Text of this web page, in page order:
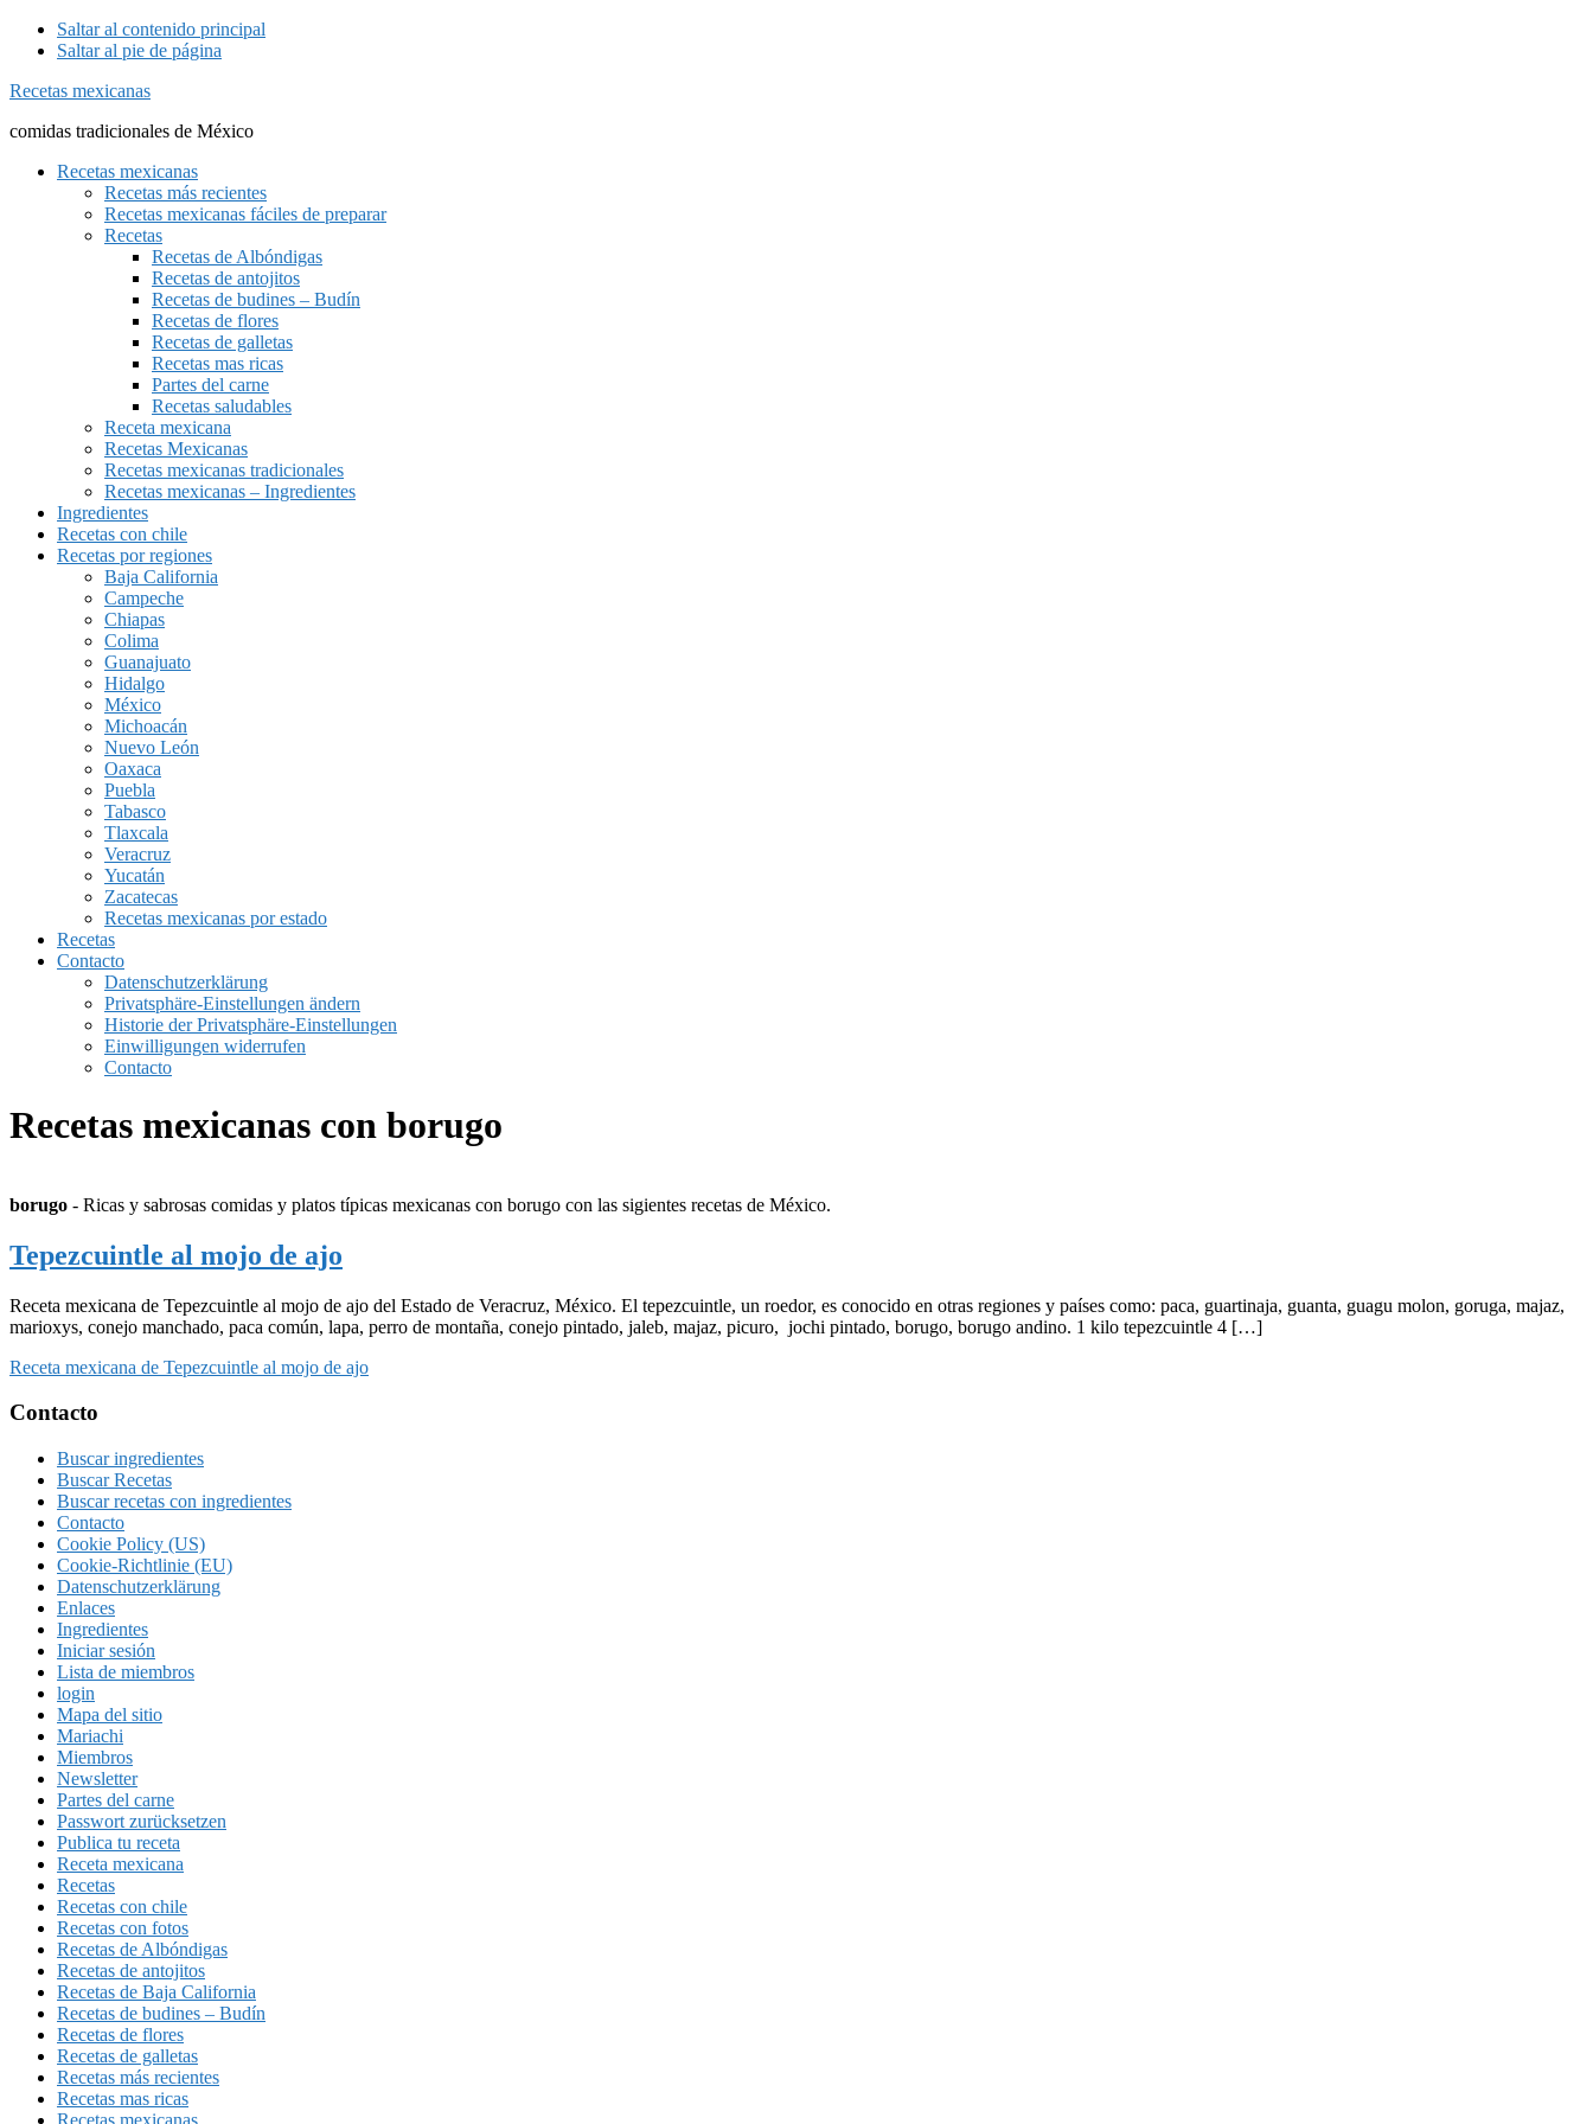
Saltar al contenido principal
Saltar al pie de página
Recetas mexicanas
comidas tradicionales de México
Recetas mexicanas
Recetas más recientes
Recetas mexicanas fáciles de preparar
Recetas
Recetas de Albóndigas
Recetas de antojitos
Recetas de budines – Budín
Recetas de flores
Recetas de galletas
Recetas mas ricas
Partes del carne
Recetas saludables
Receta mexicana
Recetas Mexicanas
Recetas mexicanas tradicionales
Recetas mexicanas – Ingredientes
Ingredientes
Recetas con chile
Recetas por regiones
Baja California
Campeche
Chiapas
Colima
Guanajuato
Hidalgo
México
Michoacán
Nuevo León
Oaxaca
Puebla
Tabasco
Tlaxcala
Veracruz
Yucatán
Zacatecas
Recetas mexicanas por estado
Recetas
Contacto
Datenschutzerklärung
Privatsphäre-Einstellungen ändern
Historie der Privatsphäre-Einstellungen
Einwilligungen widerrufen
Contacto
Recetas mexicanas con borugo
borugo - Ricas y sabrosas comidas y platos típicas mexicanas con borugo con las sigientes recetas de México.
Tepezcuintle al mojo de ajo
Receta mexicana de Tepezcuintle al mojo de ajo del Estado de Veracruz, México. El tepezcuintle, un roedor, es conocido en otras regiones y países como: paca, guartinaja, guanta, guagu molon, goruga, majaz,
marioxys, conejo manchado, paca común, lapa, perro de montaña, conejo pintado, jaleb, majaz, picuro, jochi pintado, borugo, borugo andino. 1 kilo tepezcuintle 4 […]
Receta mexicana de Tepezcuintle al mojo de ajo
Footer
Contacto
Buscar ingredientes
Buscar Recetas
Buscar recetas con ingredientes
Contacto
Cookie Policy (US)
Cookie-Richtlinie (EU)
Datenschutzerklärung
Enlaces
Ingredientes
Iniciar sesión
Lista de miembros
login
Mapa del sitio
Mariachi
Miembros
Newsletter
Partes del carne
Passwort zurücksetzen
Publica tu receta
Receta mexicana
Recetas
Recetas con chile
Recetas con fotos
Recetas de Albóndigas
Recetas de antojitos
Recetas de Baja California
Recetas de budines – Budín
Recetas de flores
Recetas de galletas
Recetas más recientes
Recetas mas ricas